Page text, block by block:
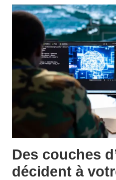
Des couches
décident à